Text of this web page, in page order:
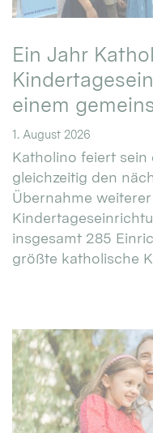
Ein Jahr
einem
1. August 2026
Katholino feiert
gleichzeitig den
Übernahme
insgesamt 285
größte katholische